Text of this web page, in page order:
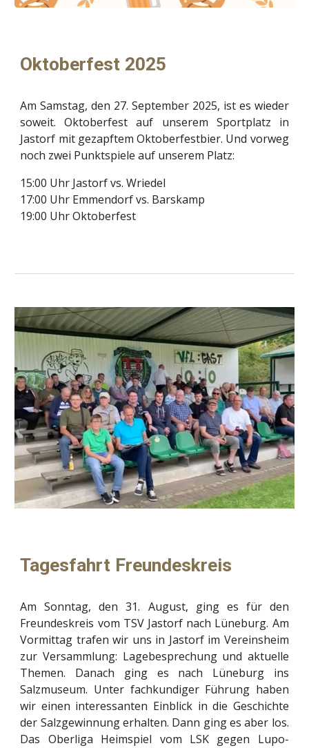
Oktoberfest 2025
Am Samstag, den 27. September 2025, ist es wieder
soweit. Oktoberfest auf unserem Sportplatz in
Jastorf mit gezapftem Oktoberfestbier. Und vorweg
noch zwei Punktspiele auf unserem Platz:
15:00 Uhr Jastorf vs. Wriedel
17:00 Uhr Emmendorf vs. Barskamp
19:00 Uhr Oktoberfest
Tagesfahrt Freundeskreis
Am Sonntag, den 31. August, ging es für den
Freundeskreis vom TSV Jastorf nach Lüneburg. Am
Vormittag trafen wir uns in Jastorf im Vereinsheim
zur Versammlung: Lagebesprechung und aktuelle
Themen. Danach ging es nach Lüneburg ins
Salzmuseum. Unter fachkundiger Führung haben
wir einen interessanten Einblick in die Geschichte
der Salzgewinnung erhalten. Dann ging es aber los.
Das Oberliga Heimspiel vom LSK gegen Lupo-